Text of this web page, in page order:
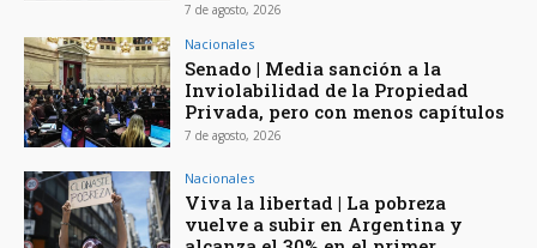
7 de agosto, 2026
Nacionales
Senado | Media sanción a la
Inviolabilidad de la Propiedad
Privada, pero con menos capítulos
7 de agosto, 2026
Nacionales
Viva la libertad | La pobreza
vuelve a subir en Argentina y